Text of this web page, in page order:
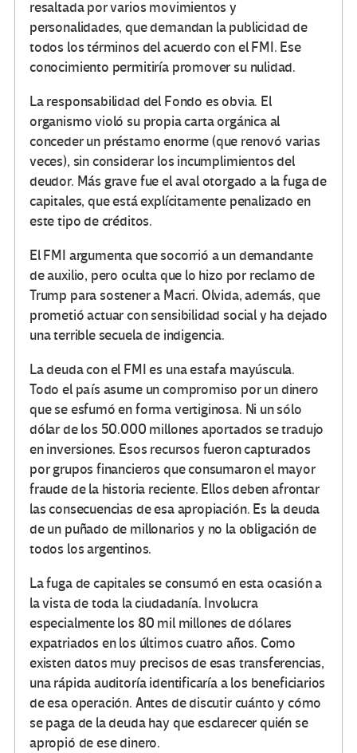
resaltada por varios movimientos y
personalidades, que demandan la publicidad de
todos los términos del acuerdo con el FMI. Ese
conocimiento permitiría promover su nulidad.
La responsabilidad del Fondo es obvia. El
organismo violó su propia carta orgánica al
conceder un préstamo enorme (que renovó varias
veces), sin considerar los incumplimientos del
deudor. Más grave fue el aval otorgado a la fuga de
capitales, que está explícitamente penalizado en
este tipo de créditos.
El FMI argumenta que socorrió a un demandante
de auxilio, pero oculta que lo hizo por reclamo de
Trump para sostener a Macri. Olvida, además, que
prometió actuar con sensibilidad social y ha dejado
una terrible secuela de indigencia.
La deuda con el FMI es una estafa mayúscula.
Todo el país asume un compromiso por un dinero
que se esfumó en forma vertiginosa. Ni un sólo
dólar de los 50.000 millones aportados se tradujo
en inversiones. Esos recursos fueron capturados
por grupos financieros que consumaron el mayor
fraude de la historia reciente. Ellos deben afrontar
las consecuencias de esa apropiación. Es la deuda
de un puñado de millonarios y no la obligación de
todos los argentinos.
La fuga de capitales se consumó en esta ocasión a
la vista de toda la ciudadanía. Involucra
especialmente los 80 mil millones de dólares
expatriados en los últimos cuatro años. Como
existen datos muy precisos de esas transferencias,
una rápida auditoría identificaría a los beneficiarios
de esa operación. Antes de discutir cuánto y cómo
se paga de la deuda hay que esclarecer quién se
apropió de ese dinero.